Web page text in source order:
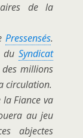
de la
Pressensés.
du Syndicat
millions
circulation.
Fiance va
au jeu
abjectes